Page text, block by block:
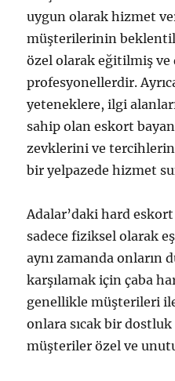
uygun olarak hizmet
müşterilerinin
özel olarak eğitilmiş ve
profesyonellerdir.
yeteneklere, ilgi
sahip olan eskort
zevklerini ve
bir yelpazede hizmet
Adalar’daki hard
sadece fiziksel olarak
aynı zamanda onların
karşılamak için çaba
genellikle müşterileri
onlara sıcak bir dostluk
müşteriler özel ve